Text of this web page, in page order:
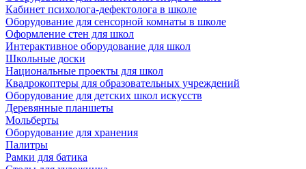
Кабинет психолога-дефектолога в школе
Оборудование для сенсорной комнаты в школе
Оформление стен для школ
Интерактивное оборудование для школ
Школьные доски
Национальные проекты для школ
Квадрокоптеры для образовательных учреждений
Оборудование для детских школ искусств
Деревянные планшеты
Мольберты
Оборудование для хранения
Палитры
Рамки для батика